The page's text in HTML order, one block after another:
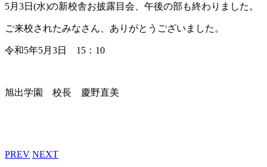
5月3日(水)の新校舎お披露目会、午後の部も終わりました。
ご来校されたみなさん、ありがとうございました。
令和5年5月3日 15：10
旭出学園 校長 慶野直美
PREV NEXT